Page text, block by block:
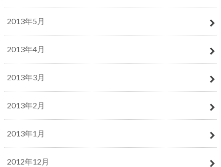
2013年5月
2013年4月
2013年3月
2013年2月
2013年1月
2012年12月